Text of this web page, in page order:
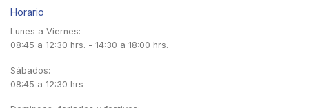
Horario
Lunes a Viernes:
08:45 a 12:30 hrs. - 14:30 a 18:00 hrs.
Sábados:
08:45 a 12:30 hrs